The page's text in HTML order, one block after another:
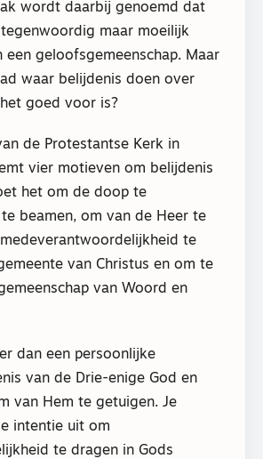
wordt daarbij genoemd dat
maar moeilijk
een geloofsgemeenschap. Maar
waar belijdenis doen over
goed voor is?
de Protestantse Kerk in
vier motieven om belijdenis
het om de doop te
beamen, om van de Heer te
te
van Christus en om te
van Woord en
dan een persoonlijke
van de Drie-enige God en
van Hem te getuigen. Je
intentie uit om
te dragen in Gods